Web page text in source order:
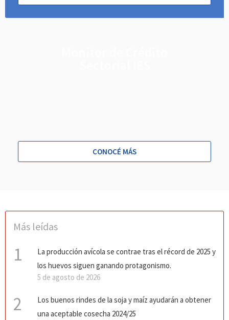
CONOCÉ MÁS
Más leídas
1
2
La producción avícola se contrae tras el récord de 2025 y
los huevos siguen ganando protagonismo.
5 de agosto de 2026
Los buenos rindes de la soja y maíz ayudarán a obtener
una aceptable cosecha 2024/25